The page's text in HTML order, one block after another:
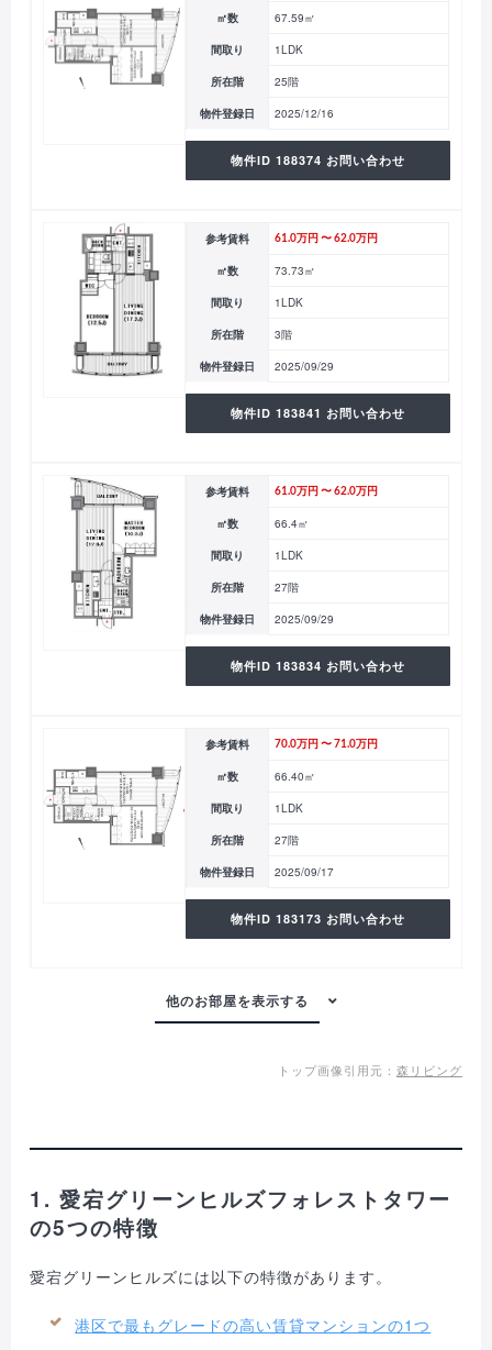
㎡数 67.59㎡
間取り 1LDK
所在階 25階
物件登録日 2025/12/16
物件ID 188374 お問い合わせ
参考賃料 61.0万円 〜 62.0万円
㎡数 73.73㎡
間取り 1LDK
所在階 3階
物件登録日 2025/09/29
物件ID 183841 お問い合わせ
参考賃料 61.0万円 〜 62.0万円
㎡数 66.4㎡
間取り 1LDK
所在階 27階
物件登録日 2025/09/29
物件ID 183834 お問い合わせ
参考賃料 70.0万円 〜 71.0万円
㎡数 66.40㎡
間取り 1LDK
所在階 27階
物件登録日 2025/09/17
物件ID 183173 お問い合わせ
トップ画像引用元： 森リビング
1. 愛宕グリーンヒルズフォレストタワー
の5つの特徴
愛宕グリーンヒルズには以下の特徴があります。
港区で最もグレードの高い賃貸マンションの1つ